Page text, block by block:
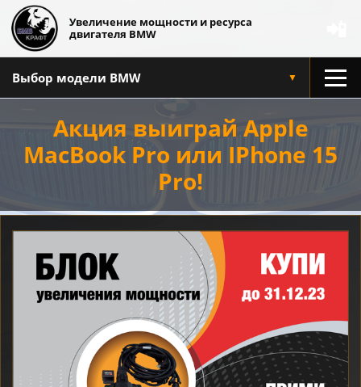
Увеличение мощности и ресурса
двигателя BMW
Выбор модели BMW ▼
Акция выиграй Apple
MacBook Pro или IPhone 15
Pro!